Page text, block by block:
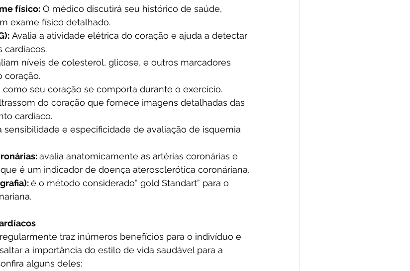
físico: O médico discutirá seu histórico de saúde,
exame físico detalhado.
Avalia a atividade elétrica do coração e ajuda a detectar
cardíacos.
níveis de colesterol, glicose, e outros marcadores
coração.
como seu coração se comporta durante o exercício.
do coração que fornece imagens detalhadas das
cardíaco.
sensibilidade e especificidade de avaliação de isquemia
avalia anatomicamente as artérias coronárias e
é um indicador de doença aterosclerótica coronáriana.
é o método considerado” gold Standart” para o
traz inúmeros benefícios para o indivíduo e
a importância do estilo de vida saudável para a
alguns deles: